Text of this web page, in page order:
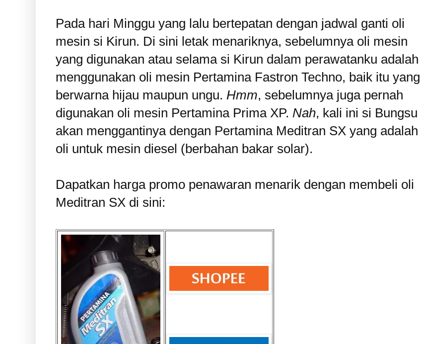
Pada hari Minggu yang lalu bertepatan dengan jadwal ganti oli
mesin si Kirun. Di sini letak menariknya, sebelumnya oli mesin
yang digunakan atau selama si Kirun dalam perawatanku adalah
menggunakan oli mesin Pertamina Fastron Techno, baik itu yang
berwarna hijau maupun ungu. Hmm, sebelumnya juga pernah
digunakan oli mesin Pertamina Prima XP. Nah, kali ini si Bungsu
akan menggantinya dengan Pertamina Meditran SX yang adalah
oli untuk mesin diesel (berbahan bakar solar).
Dapatkan harga promo penawaran menarik dengan membeli oli
Meditran SX di sini: